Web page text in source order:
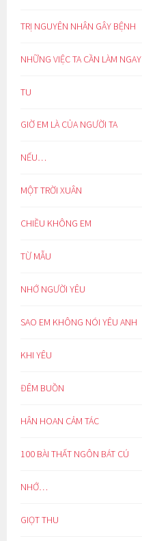
TRỊ NGUYÊN NHÂN GÂY BỆNH
NHỮNG VIỆC TA CẦN LÀM NGAY
TU
GIỜ EM LÀ CỦA NGƯỜI TA
NẾU…
MỘT TRỜI XUÂN
CHIỀU KHÔNG EM
TỪ MẪU
NHỚ NGƯỜI YÊU
SAO EM KHÔNG NÓI YÊU ANH
KHI YÊU
ĐÊM BUỒN
HÂN HOAN CẢM TÁC
100 BÀI THẤT NGÔN BÁT CÚ
NHỚ…
GIỌT THU